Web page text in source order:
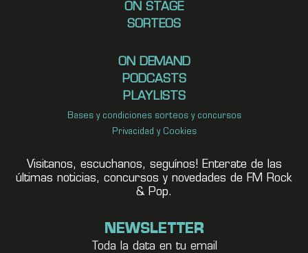
ON STAGE
SORTEOS
ON DEMAND
PODCASTS
PLAYLISTS
Bases y condiciones sorteos y concursos
Privacidad y Cookies
Visitanos, escuchanos, seguínos! Enterate de las
últimas noticias, concursos y novedades de FM Rock
& Pop.
NEWSLETTER
Toda la data en tu email